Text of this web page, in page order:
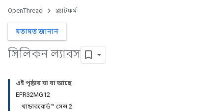
OpenThread প্ল্যাটফর্ম
মতামত জানান
সিলিকন ল্যাবস
এই পৃষ্ঠায় যা যা আছে
EFR32MG12
থান্ডারবোর্ড™ সেন্স 2